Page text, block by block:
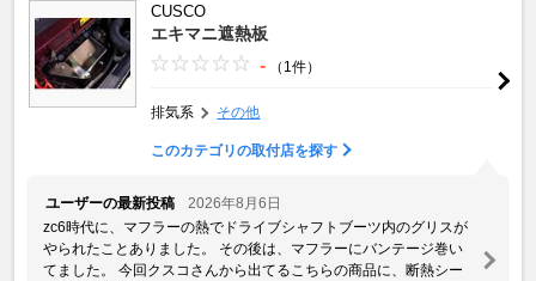
CUSCO
エキマニ遮熱板
- （1件）
排気系 その他
このカテゴリの取付店を探す
ユーザーの最新投稿
2026年8月6日
zc6時代に、マフラーの熱でドライブシャフトブーツ内のグリスが
やられたことありました。 その後は、マフラーにバンテージ巻い
てました。 今回クスコさんから出てるこちらの商品に、断熱シー